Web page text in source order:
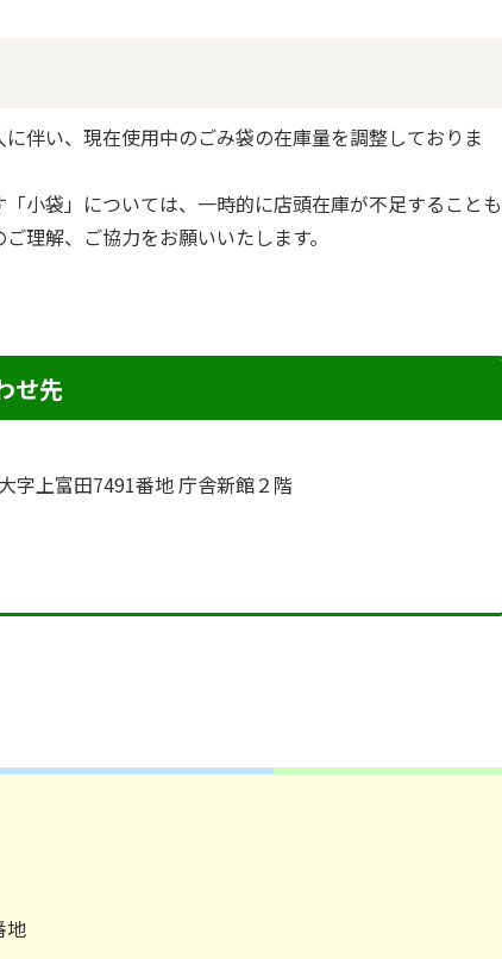
伴い、現在使用中のごみ袋の在庫量を調整しておりま
小袋」については、一時的に店頭在庫が不足することも
理解、ご協力をお願いいたします。
せ先
字上富田7491番地 庁舎新館２階
地